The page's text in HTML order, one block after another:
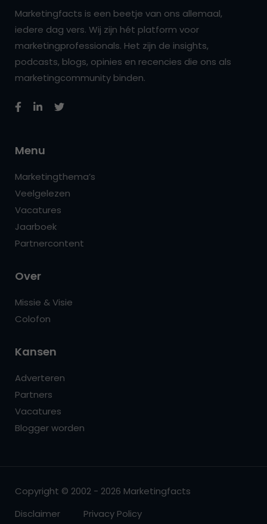
Marketingfacts is een beetje van ons allemaal,
iedere dag vers. Wij zijn hét platform voor
marketingprofessionals. Het zijn de insights,
podcasts, blogs, opinies en recencies die ons als
marketingcommunity binden.
Menu
Marketingthema’s
Veelgelezen
Vacatures
Jaarboek
Partnercontent
Over
Missie & Visie
Colofon
Kansen
Adverteren
Partners
Vacatures
Blogger worden
Copyright © 2002 - 2026 Marketingfacts
Disclaimer
Privacy Policy